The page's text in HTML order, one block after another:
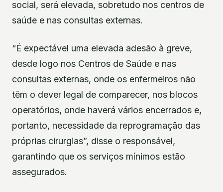
social, será elevada, sobretudo nos centros de
saúde e nas consultas externas.
“É expectável uma elevada adesão à greve,
desde logo nos Centros de Saúde e nas
consultas externas, onde os enfermeiros não
têm o dever legal de comparecer, nos blocos
operatórios, onde haverá vários encerrados e,
portanto, necessidade da reprogramação das
próprias cirurgias”, disse o responsável,
garantindo que os serviços mínimos estão
assegurados.